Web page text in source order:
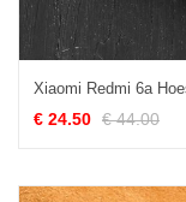
€ 24.50 € 44.00